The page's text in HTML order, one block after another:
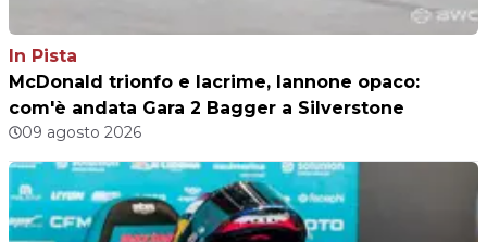
In Pista
McDonald trionfo e lacrime, Iannone opaco:
com'è andata Gara 2 Bagger a Silverstone
09 agosto 2026